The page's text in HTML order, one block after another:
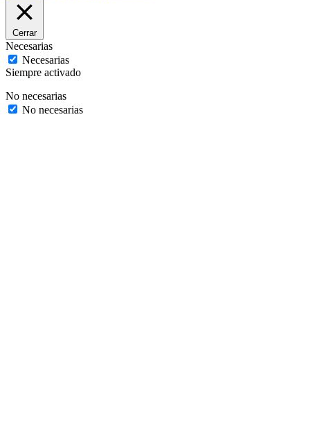
Cerrar
Necesarias
Necesarias
Siempre activado
No necesarias
No necesarias